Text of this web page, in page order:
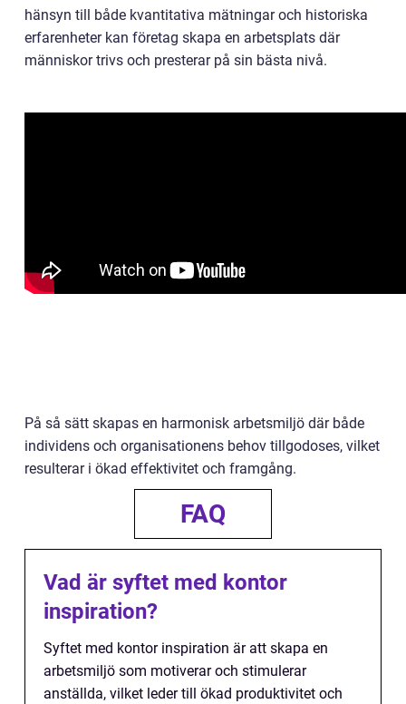
hänsyn till både kvantitativa mätningar och historiska
erfarenheter kan företag skapa en arbetsplats där
människor trivs och presterar på sin bästa nivå.
På så sätt skapas en harmonisk arbetsmiljö där både
individens och organisationens behov tillgodoses, vilket
resulterar i ökad effektivitet och framgång.
FAQ
Vad är syftet med kontor
inspiration?
Syftet med kontor inspiration är att skapa en
arbetsmiljö som motiverar och stimulerar
anställda, vilket leder till ökad produktivitet och